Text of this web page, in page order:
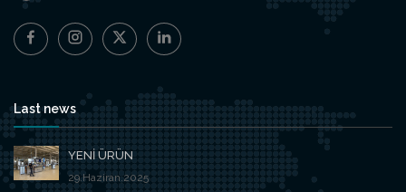
Last news
YENİ ÜRÜN
29.Haziran.2025